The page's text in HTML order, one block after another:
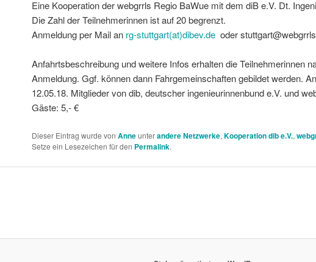
Eine Kooperation der webgrrls Regio BaWue mit dem diB e.V. Dt.
Die Zahl der Teilnehmerinnen ist auf 20 begrenzt.
Anmeldung per Mail an rg-stuttgart(at)dibev.deoder
Anfahrtsbeschreibung und weitere Infos erhalten die Teilnehmerinnen
Anmeldung. Ggf. können dann Fahrgemeinschaften gebildet werden.
12.05.18. Mitglieder von dib, deutscher ingenieurinnenbund e.V. und
Gäste: 5,- €
Dieser Eintrag wurde von Anneunterandere Netzwerke, Kooperation dib e.V.,
Setze ein Lesezeichen für den Permalink.